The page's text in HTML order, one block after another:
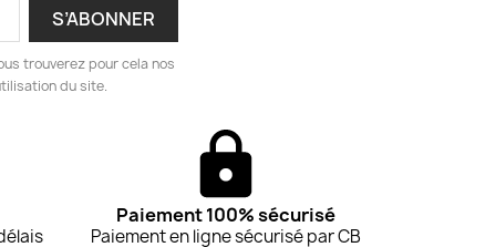
trouverez pour cela nos
du site.
Paiement 100% sécurisé
Paiement en ligne sécurisé par CB